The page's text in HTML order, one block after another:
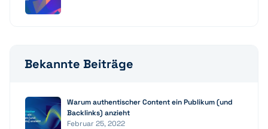
Bekannte Beiträge
Warum authentischer Content ein Publikum (und
Backlinks) anzieht
Februar 25, 2022